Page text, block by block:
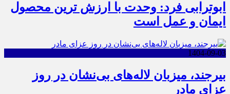
ابوترابی فرد: وحدت با ارزش ترین محصول
ایمان و عمل است
1404-09-03
بیرجند، میزبان لاله‌های بی‌نشان در روز
عزای مادر